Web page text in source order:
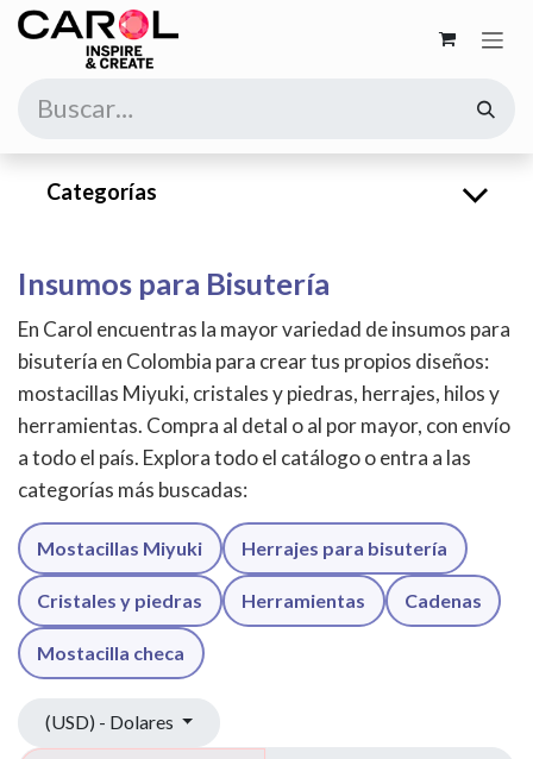
Ir al contenido
Categorías
Insumos para Bisutería
En Carol encuentras la mayor variedad de insumos para
bisutería en Colombia para crear tus propios diseños:
mostacillas Miyuki, cristales y piedras, herrajes, hilos y
herramientas. Compra al detal o al por mayor, con envío
a todo el país. Explora todo el catálogo o entra a las
categorías más buscadas:
Mostacillas Miyuki Herrajes para bisutería
Cristales y piedras Herramientas Cadenas
Mostacilla checa
(USD) - Dolares